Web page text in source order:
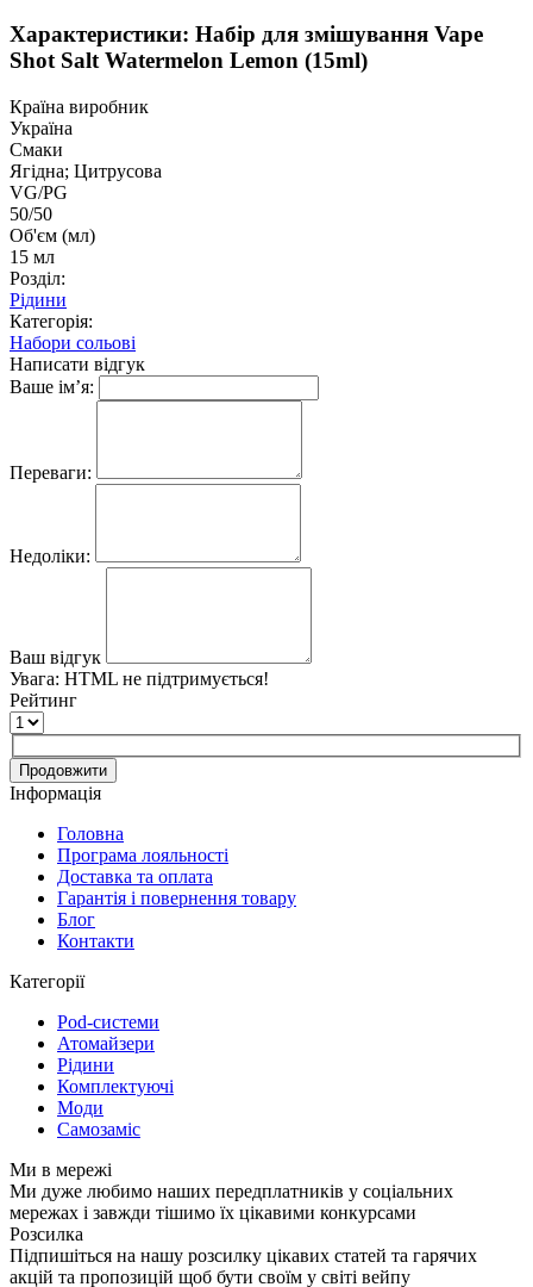
Характеристики: Набір для змішування Vape
Shot Salt Watermelon Lemon (15ml)
Країна виробник
Україна
Смаки
Ягідна; Цитрусова
VG/PG
50/50
Об'єм (мл)
15 мл
Розділ:
Рідини
Категорія:
Набори сольові
Написати відгук
Ваше ім’я:
Переваги:
Недоліки:
Ваш відгук
Увага: HTML не підтримується!
Рейтинг
Продовжити
Інформація
Головна
Програма лояльності
Доставка та оплата
Гарантія і повернення товару
Блог
Контакти
Категорії
Pod-системи
Атомайзери
Рідини
Комплектуючі
Моди
Самозаміс
Ми в мережі
Ми дуже любимо наших передплатників у соціальних
мережах і завжди тішимо їх цікавими конкурсами
Розсилка
Підпишіться на нашу розсилку цікавих статей та гарячих
акцій та пропозицій щоб бути своїм у світі вейпу